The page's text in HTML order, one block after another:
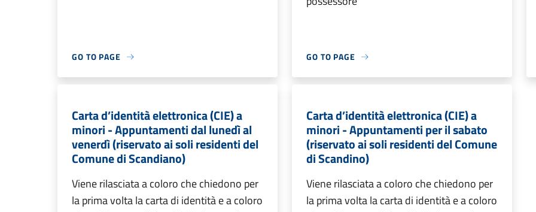
GO TO PAGE GO TO PAGE
Carta d’identità elettronica (CIE) a
minori - Appuntamenti dal lunedì al
venerdì (riservato ai soli residenti del
Comune di Scandiano)
Viene rilasciata a coloro che chiedono per
la prima volta la carta di identità e a coloro
Carta d’identità elettronica (CIE) a
minori - Appuntamenti per il sabato
(riservato ai soli residenti del Comune
di Scandino)
Viene rilasciata a coloro che chiedono per
la prima volta la carta di identità e a coloro